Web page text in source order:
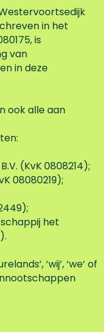
in het
is
van
in deze
ook alle aan
(KvK 0808214);
08080219);
het
‘wij’, ‘we’ of